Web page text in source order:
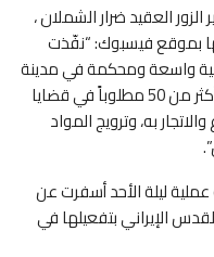
العقيد ضرار الشملان ،
بموقع فيسبوك: “نفّذت
واسعة ومحكمة في مدينة
البوكمال ومحيطها، أسفرت عن توقيف أكثر من 50 مطلوباً في قضايا
به، وترويج المواد
ليلة الأحد أسفرت عن
الإيراني بتفعيلها في